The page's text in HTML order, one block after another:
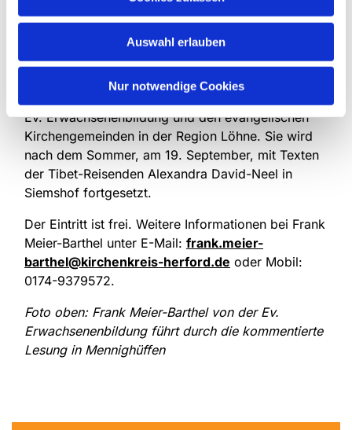
Auswahl erlauben
Nur notwendige Cookies
wirklich keine Ahnung von afghanischer
Gastfreundschaft!“
Ev. Erwachsenenbildung und den evangelischen
Kirchengemeinden in der Region Löhne. Sie wird
nach dem Sommer, am 19. September, mit Texten
der Tibet-Reisenden Alexandra David-Neel in
Siemshof fortgesetzt.
Der Eintritt ist frei. Weitere Informationen bei Frank
Meier-Barthel unter E-Mail: frank.meier-
barthel@kirchenkreis-herford.de oder Mobil:
0174-9379572.
Foto oben: Frank Meier-Barthel von der Ev.
Erwachsenenbildung führt durch die kommentierte
Lesung in Mennighüffen